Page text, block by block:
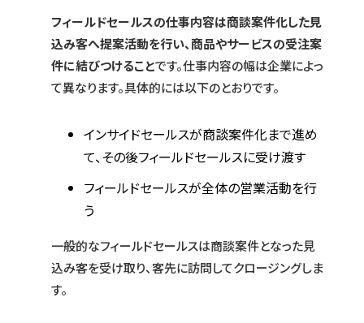
フィールドセールスの仕事内容は商談案件化した見
込み客へ提案活動を行い、商品やサービスの受注案
件に結びつけることです。仕事内容の幅は企業によっ
て異なります。具体的には以下のとおりです。
インサイドセールスが商談案件化まで進め
て、その後フィールドセールスに受け渡す
フィールドセールスが全体の営業活動を行
う
一般的なフィールドセールスは商談案件となった見
込み客を受け取り、客先に訪問してクロージングしま
す。